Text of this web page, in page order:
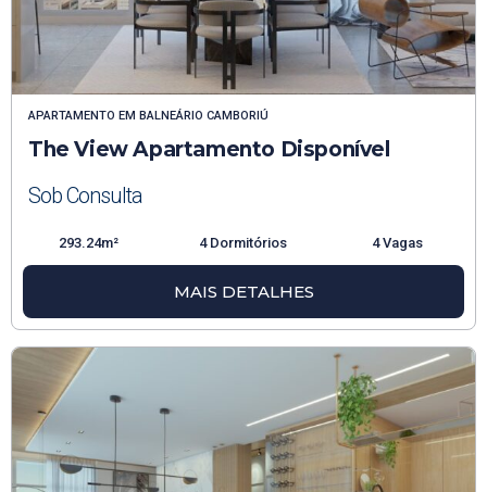
APARTAMENTO EM BALNEÁRIO CAMBORIÚ
The View Apartamento Disponível
Sob Consulta
293.24m² 4 Dormitórios 4 Vagas
MAIS DETALHES